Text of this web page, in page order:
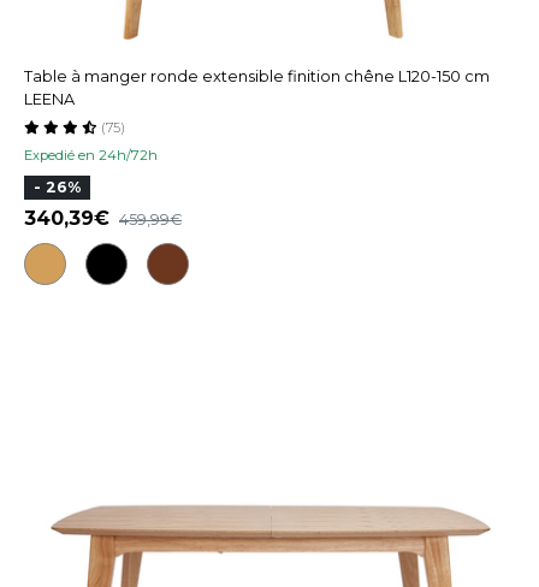
Table à manger ronde extensible finition chêne L120-150 cm
LEENA
Expedié en 24h/72h
(75)
- 26%
340,39 459,99